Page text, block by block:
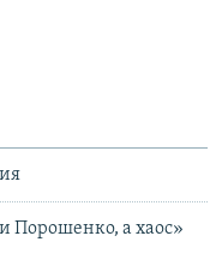
Порошенко, а хаос»